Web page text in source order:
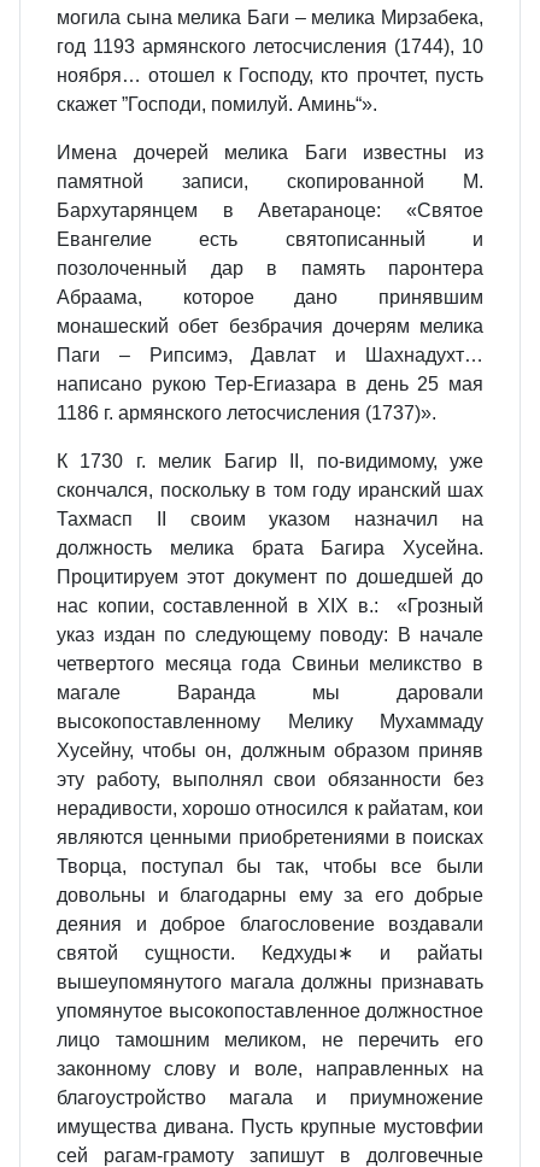
могила сына мелика Баги – мелика Мирзабека,
год 1193 армянского летосчисления (1744), 10
ноября… отошел к Господу, кто прочтет, пусть
скажет ”Господи, помилуй. Аминь“».
Имена дочерей мелика Баги известны из
памятной записи, скопированной М.
Бархутарянцем в Аветараноце: «Святое
Евангелие есть святописанный и
позолоченный дар в память паронтера
Абраама, которое дано принявшим
монашеский обет безбрачия дочерям мелика
Паги – Рипсимэ, Давлат и Шахнадухт…
написано рукою Тер-Егиазара в день 25 мая
1186 г. армянского летосчисления (1737)».
К 1730 г. мелик Багир II, по-видимому, уже
скончался, поскольку в том году иранский шах
Тахмасп II своим указом назначил на
должность мелика брата Багира Хусейна.
Процитируем этот документ по дошедшей до
нас копии, составленной в XIX в.: «Грозный
указ издан по следующему поводу: В начале
четвертого месяца года Свиньи меликство в
магале Варанда мы даровали
высокопоставленному Мелику Мухаммаду
Хусейну, чтобы он, должным образом приняв
эту работу, выполнял свои обязанности без
нерадивости, хорошо относился к райатам, кои
являются ценными приобретениями в поисках
Творца, поступал бы так, чтобы все были
довольны и благодарны ему за его добрые
деяния и доброе благословение воздавали
святой сущности. Кедхуды∗ и райаты
вышеупомянутого магала должны признавать
упомянутое высокопоставленное должностное
лицо тамошним меликом, не перечить его
законному слову и воле, направленных на
благоустройство магала и приумножение
имущества дивана. Пусть крупные мустовфии
сей рагам-грамоту запишут в долговечные